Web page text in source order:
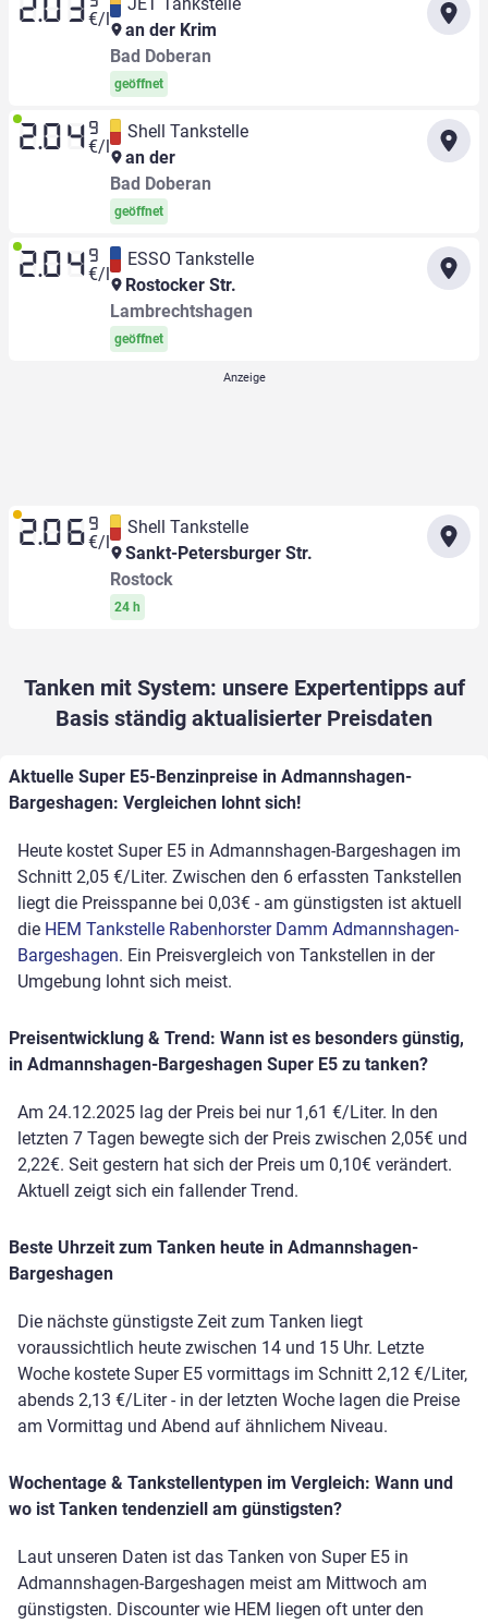
2.03 €/l
an der Krim
Bad Doberan
geöffnet
2.04 9
€/l
Shell Tankstelle
an der
Bad Doberan
geöffnet
2.04 9
€/l
ESSO Tankstelle
Rostocker Str.
Lambrechtshagen
geöffnet
2.06 9
€/l
Shell Tankstelle
Sankt-Petersburger Str.
Rostock
24 h
Tanken mit System: unsere Expertentipps auf
Basis ständig aktualisierter Preisdaten
Aktuelle Super E5-Benzinpreise in Admannshagen-
Bargeshagen: Vergleichen lohnt sich!
Heute kostet Super E5 in Admannshagen-Bargeshagen im
Schnitt 2,05 €/Liter. Zwischen den 6 erfassten Tankstellen
liegt die Preisspanne bei 0,03€ - am günstigsten ist aktuell
die HEM Tankstelle Rabenhorster Damm Admannshagen-
Bargeshagen. Ein Preisvergleich von Tankstellen in der
Umgebung lohnt sich meist.
Preisentwicklung & Trend: Wann ist es besonders günstig,
in Admannshagen-Bargeshagen Super E5 zu tanken?
Am 24.12.2025 lag der Preis bei nur 1,61 €/Liter. In den
letzten 7 Tagen bewegte sich der Preis zwischen 2,05€ und
2,22€. Seit gestern hat sich der Preis um 0,10€ verändert.
Aktuell zeigt sich ein fallender Trend.
Beste Uhrzeit zum Tanken heute in Admannshagen-
Bargeshagen
Die nächste günstigste Zeit zum Tanken liegt
voraussichtlich heute zwischen 14 und 15 Uhr. Letzte
Woche kostete Super E5 vormittags im Schnitt 2,12 €/Liter,
abends 2,13 €/Liter - in der letzten Woche lagen die Preise
am Vormittag und Abend auf ähnlichem Niveau.
Wochentage & Tankstellentypen im Vergleich: Wann und
wo ist Tanken tendenziell am günstigsten?
Laut unseren Daten ist das Tanken von Super E5 in
Admannshagen-Bargeshagen meist am Mittwoch am
günstigsten. Discounter wie HEM liegen oft unter den